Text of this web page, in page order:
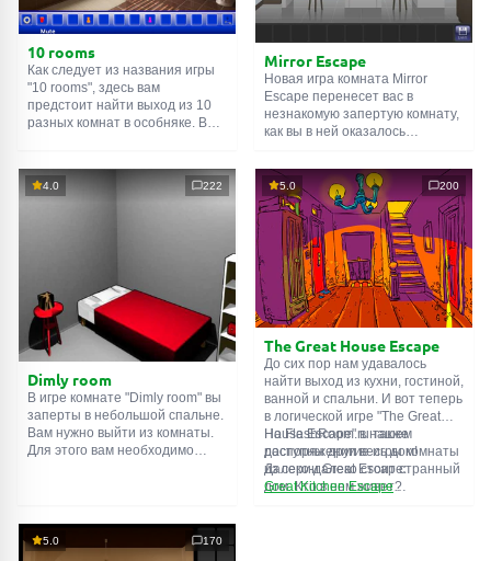
10 rooms
Как следует из названия игры
"10 rooms", здесь вам
предстоит найти выход из 10
разных комнат в особняке. В
их, чтобы выйти. Выход из
одной комнаты является
Mirror Escape
Новая игра комната Mirror
Escape перенесет вас в
незнакомую запертую комнату,
как вы в ней оказалось
смекалки попробуйте решить
все, приготовленные авторами
для вас, головоломки и найти
выход на свободу.
Внимательно осмотрите
помещение, возможно вы
сможете найти какие-нибудь
подсказки. Желаем удачи!
4.0 222
Dimly room
В игре комнате "Dimly room" вы
заперты в небольшой спальне.
Вам нужно выйти из комнаты.
Для этого вам необходимо
5.0 200
The Great House Escape
До сих пор нам удавалось
найти выход из кухни, гостиной,
ванной и спальни. И вот теперь
в логической игре "The Great
House Escape" в нашем
распоряжении весь дом!
Далеко-далеко стоит странный
дом. Кто в нем живет?
На FlashRoom.ru также
доступны другие игры комнаты
из серии Great Escape:
Great Kitchen Escape
5.0 170